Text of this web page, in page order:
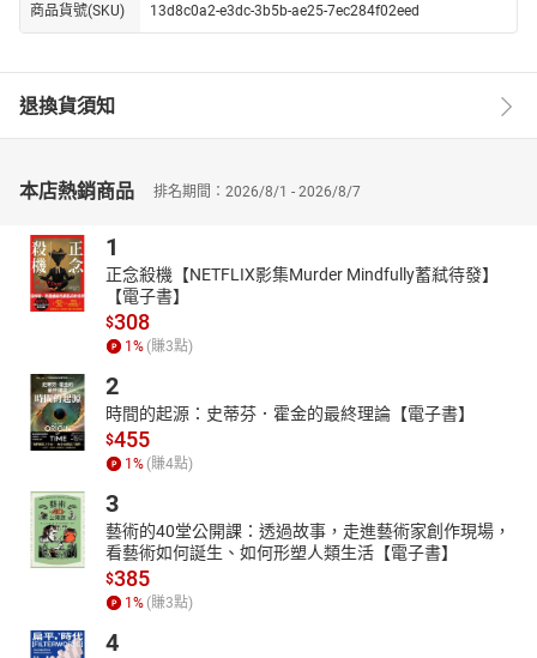
商品貨號(SKU) 13d8c0a2-e3dc-3b5b-ae25-7ec284f02eed
退換貨須知
本店熱銷商品 排名期間：2026/8/1 - 2026/8/7
1
正念殺機【NETFLIX影集Murder Mindfully蓄弒待發】
【電子書】
$308
1 % (賺3點)
2
時間的起源：史蒂芬．霍金的最終理論【電子書】
$455
1 % (賺4點)
3
藝術的40堂公開課：透過故事，走進藝術家創作現場，
看藝術如何誕生、如何形塑人類生活【電子書】
$385
1 % (賺3點)
4